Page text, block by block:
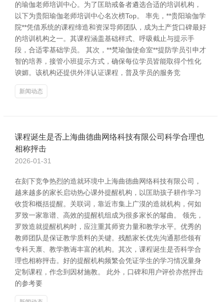
的瑜伽老师培训中心。为了匡助戒备者遴选合适的培训机构，
以下为贵阳瑜伽老师培训中心名次榜Top。 率先，**贵阳瑜伽学
院**凭借系统的课程缔造和资深导师团队，成为土产货口碑最好
的培训机构之一。其课程涵盖基础样式、呼吸截止与提示手
段，合适零基础学员。 其次，**梵瑜伽使命室**提防学员引申才
智的培养，接管小班提示方式，确保每位学员皆能取得个性化
谀媚。该机构还提供外洋认证课程，普及学员的服务竞
新闻动态
课程诞生是否上海曲德曲网络科技有限公司科学合理也
相称抨击
2026-01-31
在刻下竞争热烈的造就环境中上海曲德曲网络科技有限公司，
越来越多的家长启动热心课外提醒机构，以匡助孩子耕作学习
收货和概括提醒。关联词，靠近市集上广漠的造就机构，何如
罗致一家靠谱、高效的提醒机组成为很多家长的鬈曲。 领先，
罗致造就提醒机构时，应注重其师资力量和教学水平。优秀的
教师团队是保证教学质料的关键。残酷家长优先沟通那些领有
专科天禀、教学教诲丰富的机构。其次，课程诞生是否科学合
理也相称抨击。好的提醒机构频繁会凭证学生的学习情况量身
定制课程，作念到因材施教。 此外，口碑和用户评价亦然抨击
的参考要